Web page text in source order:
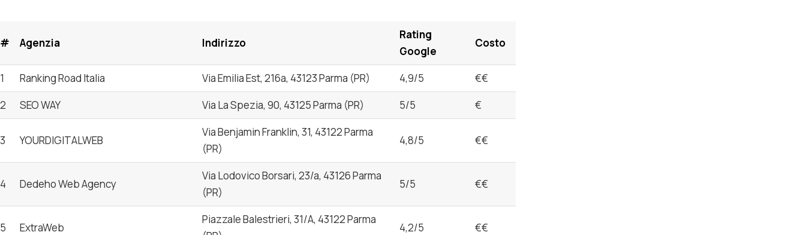
# Agenzia Indirizzo
Rating
Google
Costo
1 Ranking Road Italia Via Emilia Est, 216a, 43123 Parma (PR) 4,9/5
€€
2
SEO WAY Via La Spezia, 90, 43125 Parma (PR) 5/5 €
3 YOURDIGITALWEB
Via Benjamin Franklin, 31, 43122 Parma
(PR)
4,8/5 €€
4 Dedeho Web Agency
Via Lodovico Borsari, 23/a, 43126 Parma
(PR)
5/5 €€
5 ExtraWeb
Piazzale Balestrieri, 31/A, 43122 Parma
4,2/5 €€